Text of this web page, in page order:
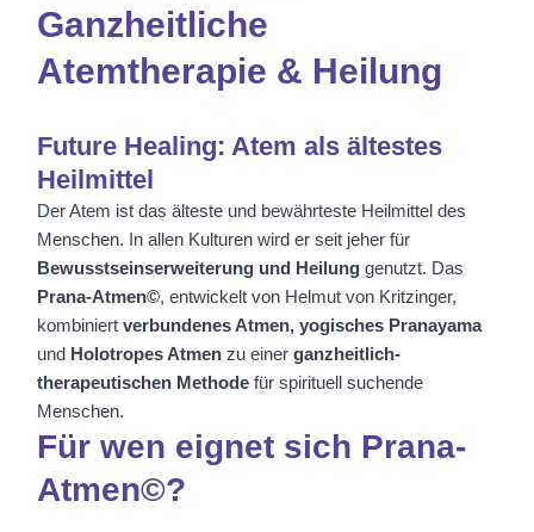
Ganzheitliche
Atemtherapie & Heilung
Future Healing: Atem als ältestes
Heilmittel
Der Atem ist das älteste und bewährteste Heilmittel des
Menschen. In allen Kulturen wird er seit jeher für
Bewusstseinserweiterung und Heilunggenutzt. Das
Prana-Atmen©, entwickelt von Helmut von Kritzinger,
kombiniert verbundenes Atmen, yogisches Pranayama
und Holotropes Atmenzu einer ganzheitlich-
therapeutischen Methodefür spirituell suchende
Menschen.
Für wen eignet sich Prana-
Atmen©?